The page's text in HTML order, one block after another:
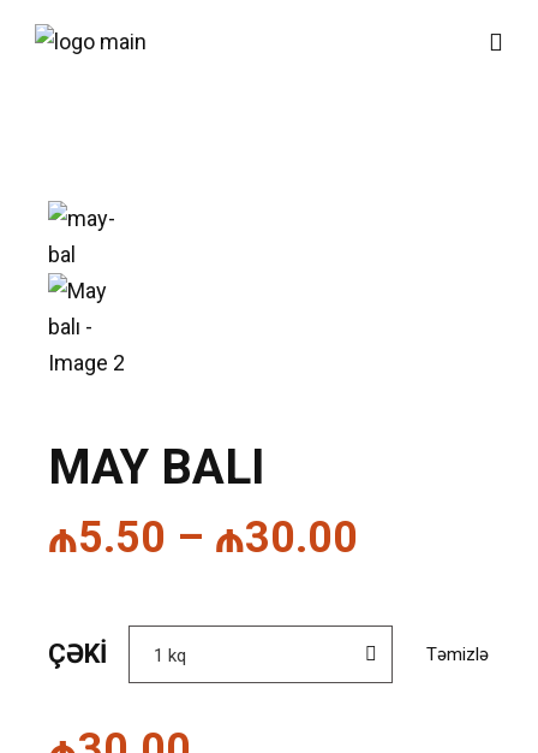
MAY BALI
₼5.50 – ₼30.00
₼5.50
through
ÇƏKI 1 kq Təmizlə